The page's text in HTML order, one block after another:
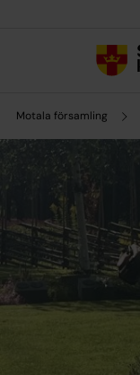
Motala församling